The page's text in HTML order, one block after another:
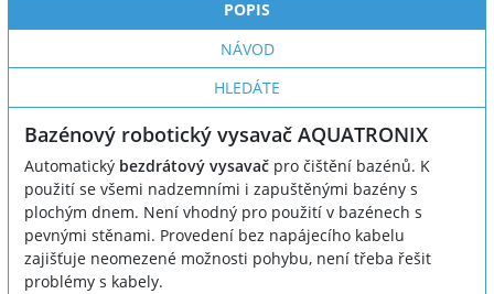
POPIS
NÁVOD
HLEDÁTE
Bazénový robotický vysavač AQUATRONIX
Automatický bezdrátový vysavač pro čištění bazénů. K
použití se všemi nadzemními i zapuštěnými bazény s
plochým dnem. Není vhodný pro použití v bazénech s
pevnými stěnami. Provedení bez napájecího kabelu
zajišťuje neomezené možnosti pohybu, není třeba řešit
problémy s kabely.